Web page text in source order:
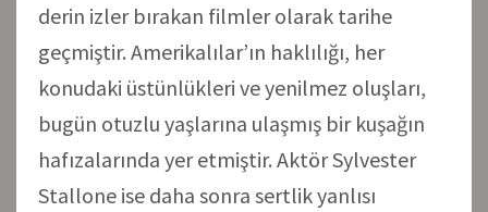
derin izler bırakan filmler olarak tarihe
geçmiştir. Amerikalılar’ın haklılığı, her
konudaki üstünlükleri ve yenilmez oluşları,
bugün otuzlu yaşlarına ulaşmış bir kuşağın
hafızalarında yer etmiştir. Aktör Sylvester
Stallone ise daha sonra sertlik yanlısı